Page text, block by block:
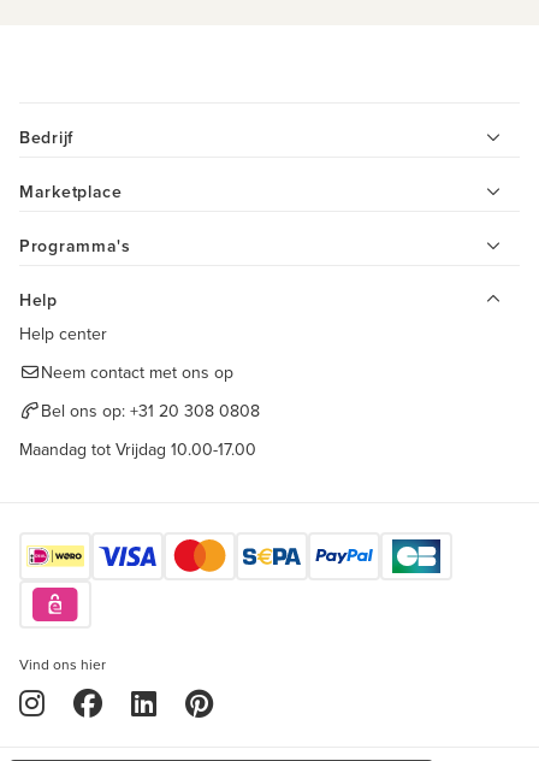
Bedrijf
Marketplace
Programma's
Help
Help center
Neem contact met ons op
Bel ons op: +31 20 308 0808
Maandag tot Vrijdag 10.00-17.00
Vind ons hier